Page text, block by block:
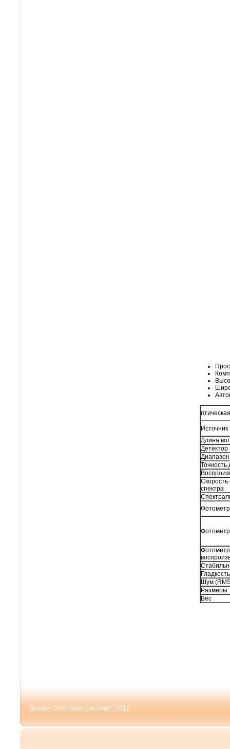
Источник
Длина
Детектор
Скорость
спектра
Шум
Размеры
Вес
Дизайн ООО "Айко Системс", 2010